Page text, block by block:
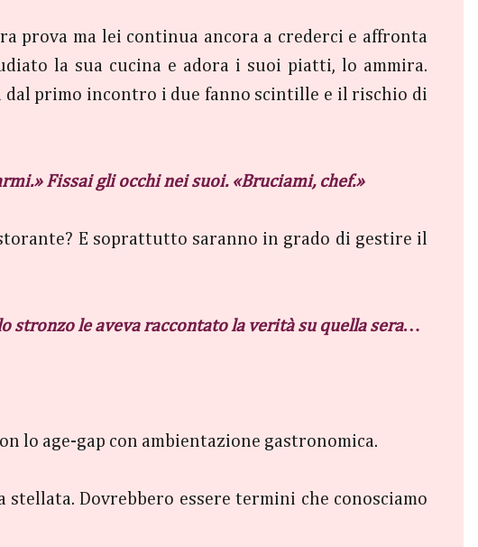
prova ma lei continua ancora a crederci e affronta
la sua cucina e adora i suoi piatti, lo ammira.
primo incontro i due fanno scintille e il rischio di
Fissai gli occhi nei suoi. «Bruciami, chef.»
E soprattutto saranno in grado di gestire il
stronzo le aveva raccontato la verità su quella sera…
lo age-gap con ambientazione gastronomica.
Dovrebbero essere termini che conosciamo